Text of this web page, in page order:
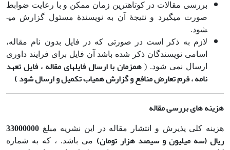
بررسی مقالات در کوتاه­ترین زمان ممکن و با رعایت ضوابط
صورت می­گیرد و نتیجۀ آن به نویسندۀ مسئول گزارش می­
شود.
لازم به ذکر است در صورتی که در فایل بدون نام مقاله،
اسامی نویسندگان ذکر شده باشد آن فایل برای فرایند داوری
ارسال نمی شود. (همزمان با ارسال فایلهای مقاله ، فایل تعهد
نامه ، فرم تعارض منافع و گزارش همیاب تکمیل و ارسال شود )
هزینه های بررسی مقاله
هزینه کلی پذیرش و انتشار مقاله در این نشریه مبلغ 33000000
ریال (سه میلیون و سیصد هزار تومان) می باشد. ، که به شماره